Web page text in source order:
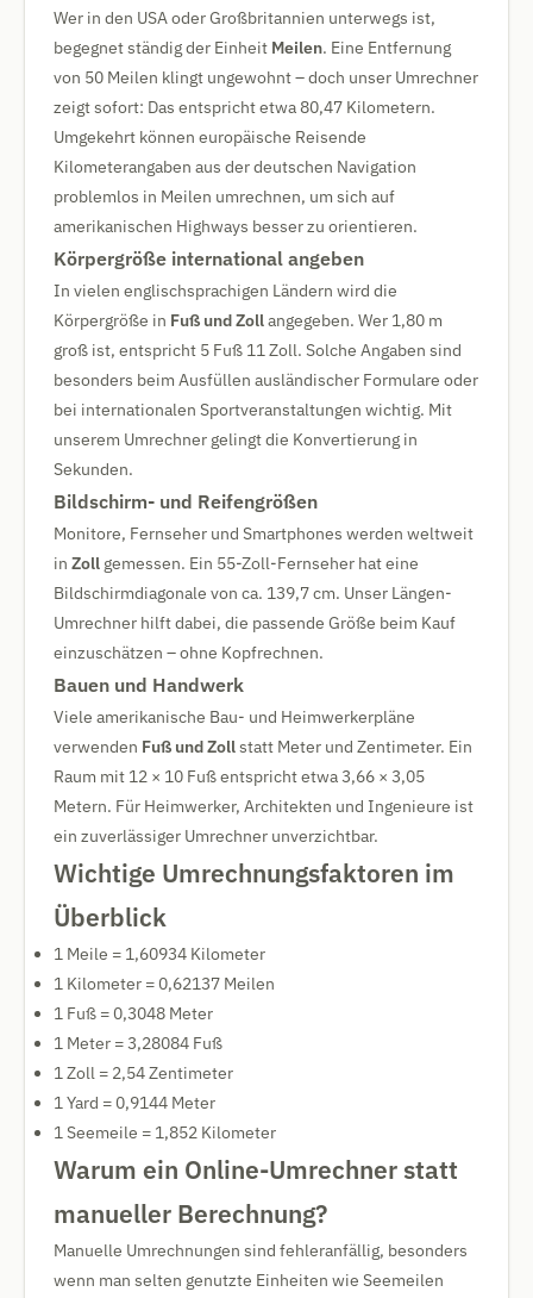
Wer in den USA oder Großbritannien unterwegs ist,
begegnet ständig der Einheit Meilen. Eine Entfernung
von 50 Meilen klingt ungewohnt – doch unser Umrechner
zeigt sofort: Das entspricht etwa 80,47 Kilometern.
Umgekehrt können europäische Reisende
Kilometerangaben aus der deutschen Navigation
problemlos in Meilen umrechnen, um sich auf
amerikanischen Highways besser zu orientieren.
Körpergröße international angeben
In vielen englischsprachigen Ländern wird die
Körpergröße in Fuß und Zollangegeben. Wer 1,80 m
groß ist, entspricht 5 Fuß 11 Zoll. Solche Angaben sind
besonders beim Ausfüllen ausländischer Formulare oder
bei internationalen Sportveranstaltungen wichtig. Mit
unserem Umrechner gelingt die Konvertierung in
Sekunden.
Bildschirm- und Reifengrößen
Monitore, Fernseher und Smartphones werden weltweit
in Zoll gemessen. Ein 55-Zoll-Fernseher hat eine
Bildschirmdiagonale von ca. 139,7 cm. Unser Längen-
Umrechner hilft dabei, die passende Größe beim Kauf
einzuschätzen – ohne Kopfrechnen.
Bauen und Handwerk
Viele amerikanische Bau- und Heimwerkerpläne
verwenden Fuß und Zollstatt Meter und Zentimeter. Ein
Raum mit 12 × 10 Fuß entspricht etwa 3,66 × 3,05
Metern. Für Heimwerker, Architekten und Ingenieure ist
ein zuverlässiger Umrechner unverzichtbar.
Wichtige Umrechnungsfaktoren im
Überblick
1 Meile = 1,60934 Kilometer
1 Kilometer = 0,62137 Meilen
1 Fuß = 0,3048 Meter
1 Meter = 3,28084 Fuß
1 Zoll = 2,54 Zentimeter
1 Yard = 0,9144 Meter
1 Seemeile = 1,852 Kilometer
Warum ein Online-Umrechner statt
manueller Berechnung?
Manuelle Umrechnungen sind fehleranfällig, besonders
wenn man selten genutzte Einheiten wie Seemeilen